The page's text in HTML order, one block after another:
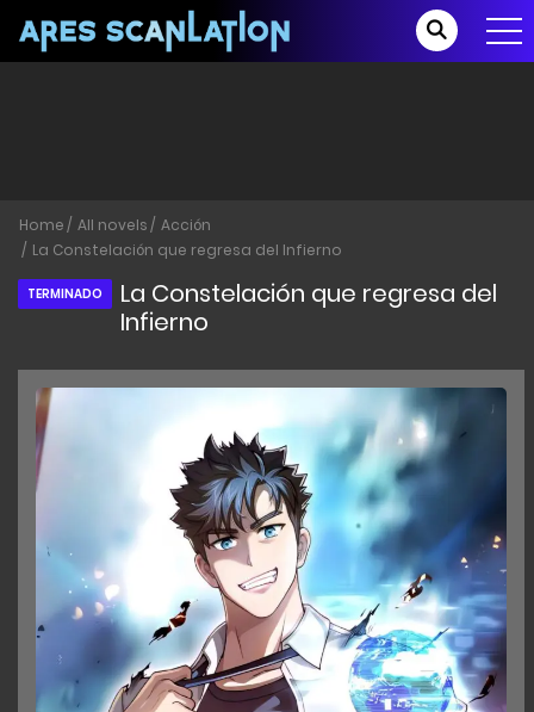
Home All novels
Acción
La Constelación que regresa del Infierno
TERMINADO
La Constelación que regresa del
Infierno